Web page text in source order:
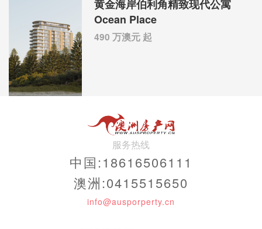
黄金海岸伯利角精致现代公寓
Ocean Place
490 万澳元 起
服务热线
中国:18616506111
澳洲:0415515650
info@ausporperty.cn